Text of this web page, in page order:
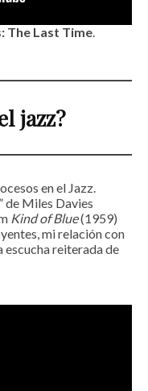
The Last Time.
jazz?
en el Jazz.
de Miles Davies
Kind of Blue(1959)
mi relación con
escucha reiterada de